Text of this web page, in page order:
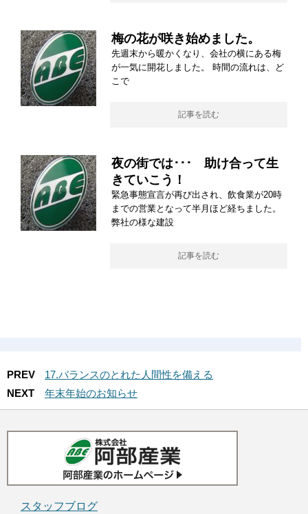
梅の花が咲き始めました。
先週末から暖かくなり、会社の横にある梅
が一気に開花しました。 時間の流れは、ど
こで
記事を読む
夜の街では･･･ 助け合って生
きていこう！
緊急事態宣言が再び出され、飲食業が20時
までの営業となって半月ほど経ちました。
弊社の様な建設
記事を読む
PREV
17.バランスのとれた人間性を備える
NEXT
年末年始のお知らせ
スタッフブログ